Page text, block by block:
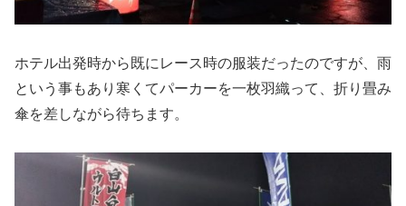
ホテル出発時から既にレース時の服装だったのですが、雨
という事もあり寒くてパーカーを一枚羽織って、折り畳み
傘を差しながら待ちます。